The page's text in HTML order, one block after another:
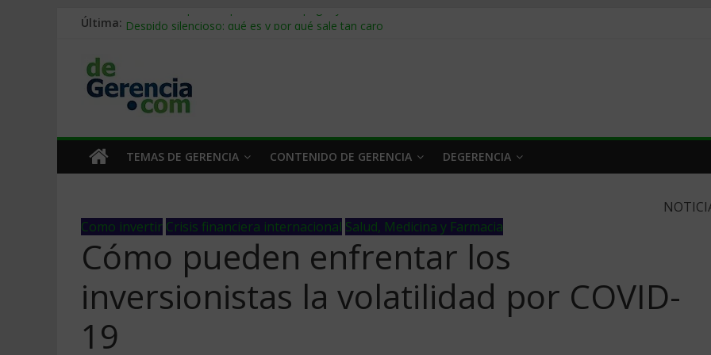
Última: Stablecoins para empresas: cómo pagar y cobrar en 2026
Trabajo forzoso en la cadena de suministro: qué hacer
Mercado hispano de EE. UU.: cómo segmentarlo y venderle
TEMAS DE GERENCIA CONTENIDO DE GERENCIA DEGERENCIA
Como invertir Crisis financiera internacional Salud, Medicina y Farmacia
Cómo pueden enfrentar los
inversionistas la volatilidad por COVID-
19